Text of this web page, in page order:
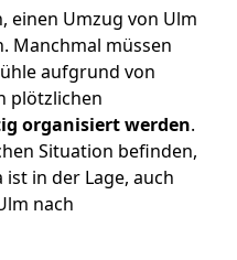
einen Umzug von Ulm
Manchmal müssen
aufgrund von
plötzlichen
organisiert werden.
Situation befinden,
ist in der Lage, auch
nach